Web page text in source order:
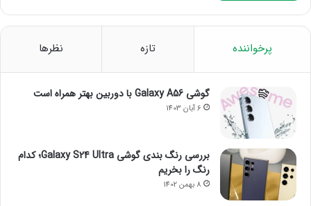
پرخواننده تازه نظرها
گوشی Galaxy A56 با دوربین بهتر همراه است
6 آبان 1403
بررسی رنگ بندی گوشی Galaxy S24 Ultra؛ کدام
رنگ را بخریم
8 بهمن 1402